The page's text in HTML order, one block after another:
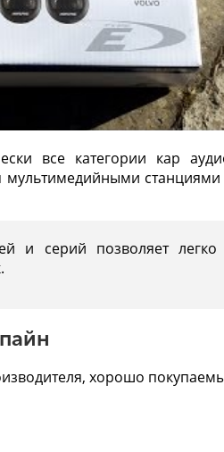
все категории кар
мультимедийными
и серий позволяет легко
хорошо